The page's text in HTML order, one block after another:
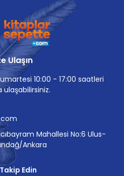
Ulaşın
10:00 - 17:00 saatleri
ulaşabilirsiniz.
Mahallesi No:6 Ulus-
Ankara
Edin